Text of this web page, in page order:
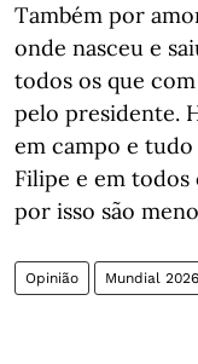
Também por
onde nasceu e
todos os que
pelo presidente.
em campo e
Filipe e em todos
por isso são
Opinião Mundial 2026